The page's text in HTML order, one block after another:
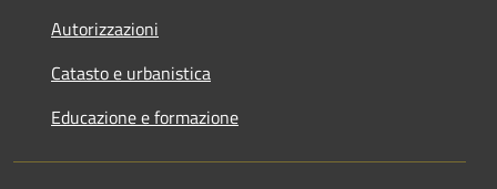
Autorizzazioni
Catasto e urbanistica
Educazione e formazione